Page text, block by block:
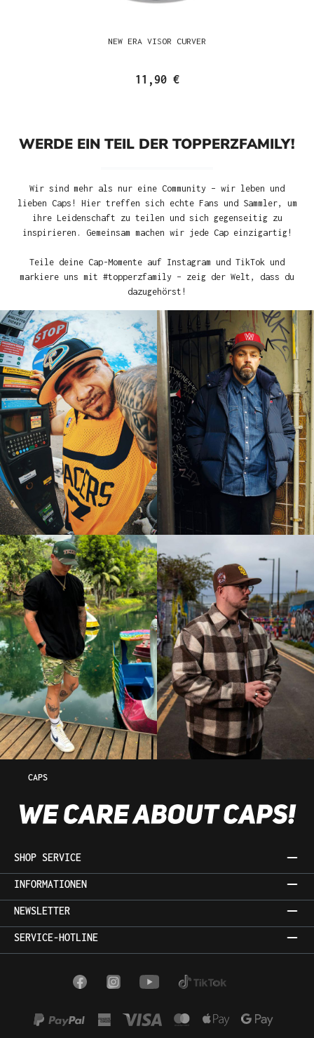
NEW ERA VISOR CURVER
11,90 €
WERDE EIN TEIL DER TOPPERZFAMILY!
Wir sind mehr als nur eine Community – wir leben und
lieben Caps! Hier treffen sich echte Fans und Sammler, um
ihre Leidenschaft zu teilen und sich gegenseitig zu
inspirieren. Gemeinsam machen wir jede Cap einzigartig!
Teile deine Cap-Momente auf Instagram und TikTok und
markiere uns mit #topperzfamily – zeig der Welt, dass du
dazugehörst!
CAPS
SHOP SERVICE
INFORMATIONEN
NEWSLETTER
SERVICE-HOTLINE